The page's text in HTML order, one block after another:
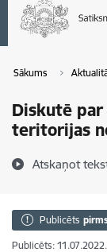
Sākums
Diskutē
teritorijas
Atskaņot
Publicēts
Publicēts: 11.07.2022.